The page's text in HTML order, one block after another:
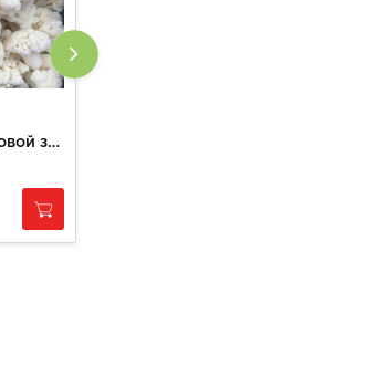
Капуста цветная шоковой заморозки